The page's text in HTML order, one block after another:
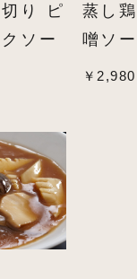
り ピ
ソー
蒸し
噌ソ
￥2,980